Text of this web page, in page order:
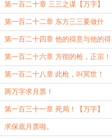
第一百二十章 三三之谋【万字】
第一百二十二章 东方三三要做什
么？【万字】
第一百二十四章 他的得意与他的得
意【万字】
第一百二十六章 方彻的枪，正宗！
【万字】
第一百二十八章 此枪，叫冥世！
【万字】
两万字求月票！
第一百三十一章 死局！【万字】
求保底月票啦。